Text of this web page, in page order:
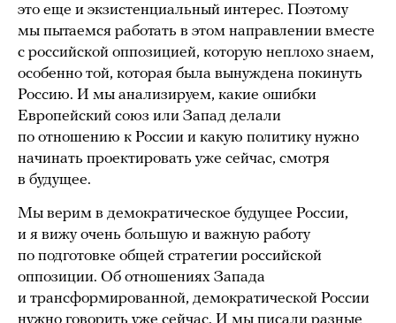
это еще и экзистенциальный интерес. Поэтому
мы пытаемся работать в этом направлении вместе
с российской оппозицией, которую неплохо знаем,
особенно той, которая была вынуждена покинуть
Россию. И мы анализируем, какие ошибки
Европейский союз или Запад делали
по отношению к России и какую политику нужно
начинать проектировать уже сейчас, смотря
в будущее.
Мы верим в демократическое будущее России,
и я вижу очень большую и важную работу
по подготовке общей стратегии российской
оппозиции. Об отношениях Запада
и трансформированной, демократической России
нужно говорить уже сейчас. И мы писали разные